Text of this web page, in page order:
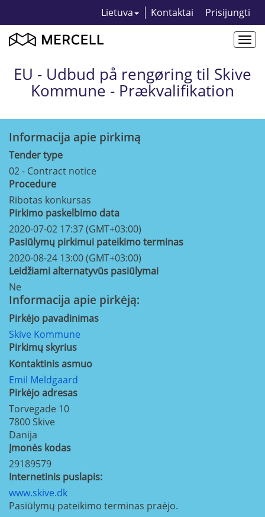
Lietuva Kontaktai Prisijungti
EU - Udbud på rengøring til Skive
Kommune - Prækvalifikation
Informacija apie pirkimą
Tender type
02 - Contract notice
Procedure
Ribotas konkursas
Pirkimo paskelbimo data
2020-07-02 17:37 (GMT+03:00)
Pasiūlymų pirkimui pateikimo terminas
2020-08-24 13:00 (GMT+03:00)
Leidžiami alternatyvūs pasiūlymai
Ne
Informacija apie pirkėją:
Pirkėjo pavadinimas
Skive Kommune
Pirkimų skyrius
Kontaktinis asmuo
Emil Meldgaard
Pirkėjo adresas
Torvegade 10
7800 Skive
Danija
Įmonės kodas
29189579
Internetinis puslapis:
www.skive.dk
Pasiūlymų pateikimo terminas praėjo.